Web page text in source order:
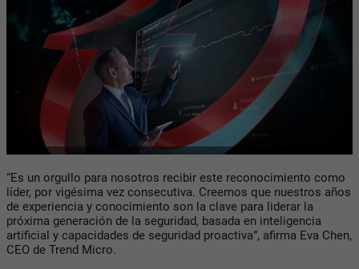
“Es un orgullo para nosotros recibir este reconocimiento como
líder, por vigésima vez consecutiva. Creemos que nuestros años
de experiencia y conocimiento son la clave para liderar la
próxima generación de la seguridad, basada en inteligencia
artificial y capacidades de seguridad proactiva”, afirma Eva Chen,
CEO de Trend Micro.